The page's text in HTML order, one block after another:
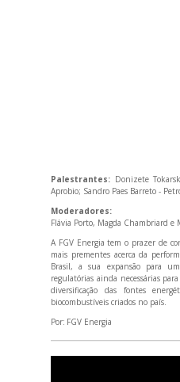
Palestrantes: Donizete
Aprobio; Sandro Paes Barreto -
Moderadores:
Flávia Porto, Magda Chambriard e
A FGV Energia tem o prazer de
mais prementes acerca da
Brasil, a sua expansão para
regulatórias ainda necessárias
diversificação das fontes
biocombustíveis criados no país.
Por: FGV Energia